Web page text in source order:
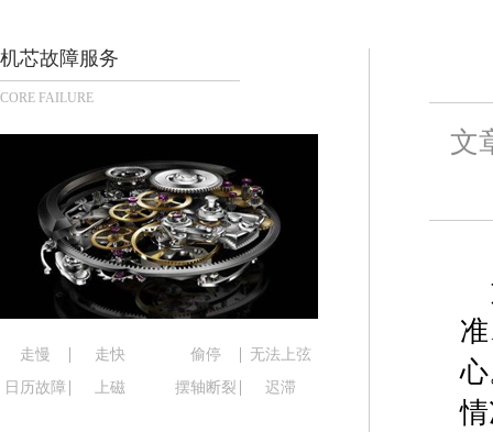
嘉兴市南湖区广益路705号嘉兴世界贸易中心写字
南昌市红谷滩新区红谷中大道998号绿地双子塔（
济南市历下区经十路11111号华润中心写字楼（万
广州市天河区天河路230号万菱汇国际中心写字楼
广州市越秀区环市东路371-375号世界贸易中心大
深圳市罗湖区深南东路5001号华润大厦写字楼17
惠州市惠城区江北文昌一路7号华贸大厦写字楼1座
厦门市思明区湖滨东路95号华润大厦写字楼B座11
福州市鼓楼区五四路128-1号恒力城写字楼15层03
成都市锦江区人民东路6号SAC东原中心写字楼24
重庆市江北区观音桥步行街2号融恒时代广场写字
机芯故障服务
CORE FAILURE
走慢 走快 偷停
无法上弦
日历故障
上磁 摆轴断裂 迟滞
文